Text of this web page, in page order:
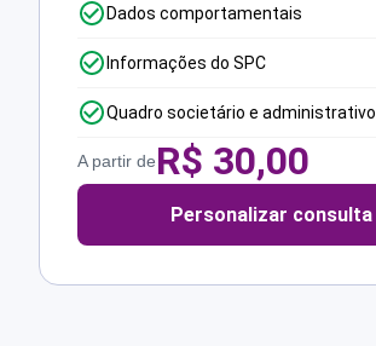
Dados comportamentais
Informações do SPC
Quadro societário e administrativo
A partir deR$ 30,00
Personalizar consulta